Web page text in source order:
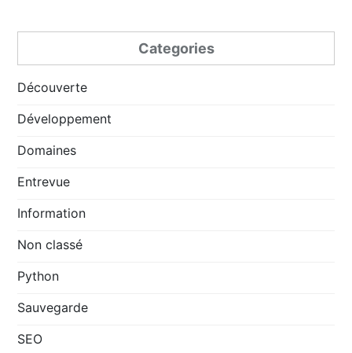
Categories
Découverte
Développement
Domaines
Entrevue
Information
Non classé
Python
Sauvegarde
SEO